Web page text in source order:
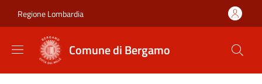
Regione Lombardia
Comune di Bergamo